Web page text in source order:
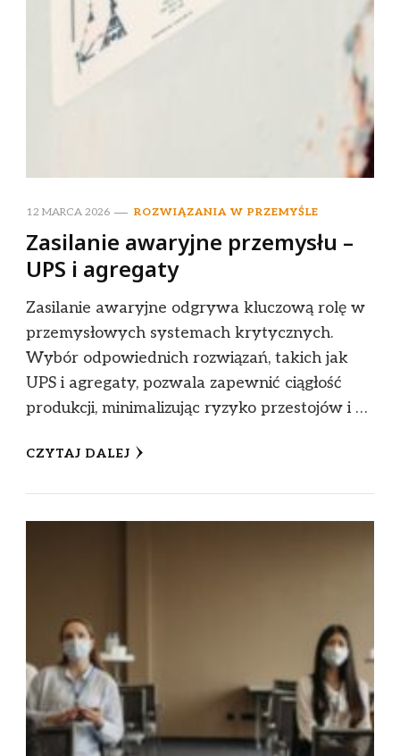
12 MARCA 2026 ROZWIĄZANIA W PRZEMYŚLE
Zasilanie awaryjne przemysłu –
UPS i agregaty
Zasilanie awaryjne odgrywa kluczową rolę w
przemysłowych systemach krytycznych.
Wybór odpowiednich rozwiązań, takich jak
UPS i agregaty, pozwala zapewnić ciągłość
produkcji, minimalizując ryzyko przestojów i …
CZYTAJ DALEJ